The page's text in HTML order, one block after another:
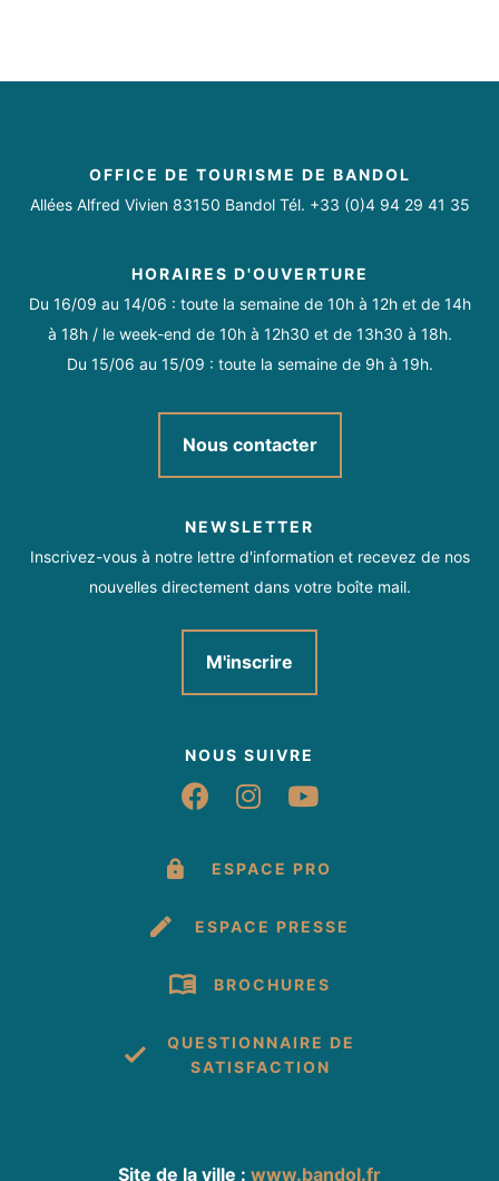
OFFICE DE TOURISME DE BANDOL
Allées Alfred Vivien 83150 Bandol Tél. +33 (0)4 94 29 41 35
HORAIRES D'OUVERTURE
Du 16/09 au 14/06 : toute la semaine de 10h à 12h et de 14h
à 18h / le week-end de 10h à 12h30 et de 13h30 à 18h.
Du 15/06 au 15/09 : toute la semaine de 9h à 19h.
Nous contacter
NEWSLETTER
Inscrivez-vous à notre lettre d'information et recevez de nos
nouvelles directement dans votre boîte mail.
M'inscrire
NOUS SUIVRE
Suivez-nous sur
Suivez-nous sur
Suivez-nous
ESPACE PRO
ESPACE PRESSE
BROCHURES
QUESTIONNAIRE DE
SATISFACTION
Site de la ville : www.bandol.fr